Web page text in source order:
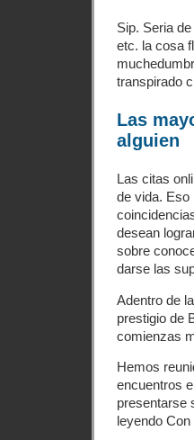
Sip. Seri­a
etc. la cosa
transpirado
Las
alguien
Las citas
de vida. Eso
desean
sobre
darse las
Adentro de
prestigio de
comienzas
Hemos
encuentros
presentarse
leyendo